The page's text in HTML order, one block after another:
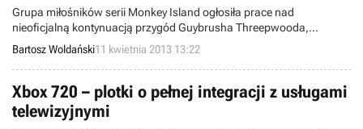
Grupa miłośników serii Monkey Island ogłosiła prace nad
nieoficjalną kontynuacją przygód Guybrusha Threepwooda,
bohatera popularnego zwłaszcza w latach 90. przygodówkowego
cyklu LucasArts. Jednakże krótko po ujawnieniu darmowej gry na
PC projekt wstrzymano ze względu na problemy z prawami do
marki, które należą do Disney Interactive. Wszystko to rozegrało się
w ciągu ostatnich paru dni.
Bartosz Woldański11 kwietnia 2013 13:22
Xbox 720 – plotki o pełnej integracji z usługami
telewizyjnymi